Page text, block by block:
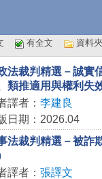
有全文 資料夾
法裁判精選－誠實
類推適用與權利失
譯者： 李建良
日期：2026.04
法裁判精選－被詐
譯者： 張譯文